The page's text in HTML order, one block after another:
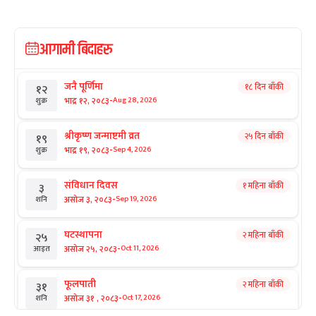
आगामी बिदाहरु
१२
शुक्र
जनै पूर्णिमा
भाद्र १२, २०८३-Aug 28, 2026
१८ दिन बाँकी
१९
शुक्र
श्रीकृष्ण जन्माष्टमी व्रत
भाद्र १९, २०८३-Sep 4, 2026
२५ दिन बाँकी
३
शनि
संविधान दिवस
असोज ३, २०८३-Sep 19, 2026
१ महिना बाँकी
२५
आइत
घटस्थापना
असोज २५, २०८३-Oct 11, 2026
२ महिना बाँकी
३१
शनि
फूलपाती
असोज ३१ , २०८३-Oct 17, 2026
२ महिना बाँकी